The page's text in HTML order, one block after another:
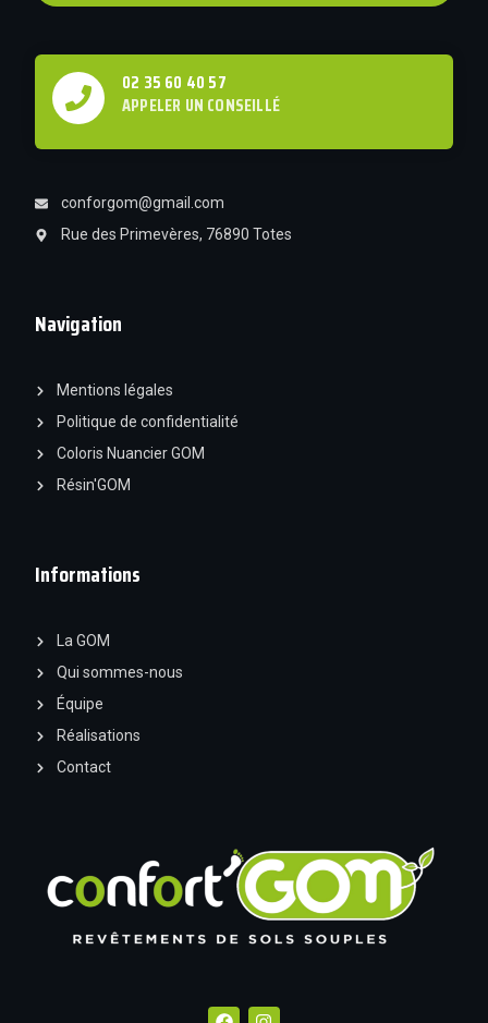
Informations
La GOM
Qui sommes-nous
Équipe
Réalisations
Contact
Navigation
Mentions légales
Politique de confidentialité
Coloris Nuancier GOM
Résin'GOM
02 35 60 40 57
APPELER UN CONSEILLÉ
conforgom@gmail.com
Rue des Primevères, 76890 Totes